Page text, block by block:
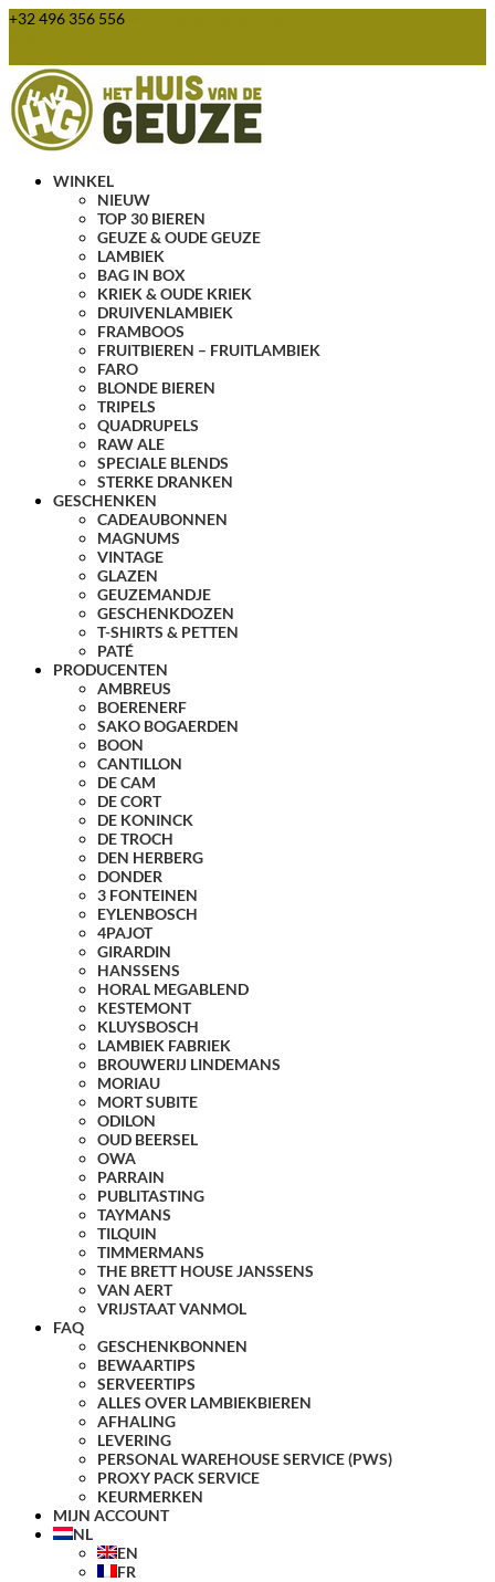
+32 496 356 556
WINKEL
NIEUW
TOP 30 BIEREN
GEUZE & OUDE GEUZE
LAMBIEK
BAG IN BOX
KRIEK & OUDE KRIEK
DRUIVENLAMBIEK
FRAMBOOS
FRUITBIEREN – FRUITLAMBIEK
FARO
BLONDE BIEREN
TRIPELS
QUADRUPELS
RAW ALE
SPECIALE BLENDS
STERKE DRANKEN
GESCHENKEN
CADEAUBONNEN
MAGNUMS
VINTAGE
GLAZEN
GEUZEMANDJE
GESCHENKDOZEN
T-SHIRTS & PETTEN
PATÉ
PRODUCENTEN
AMBREUS
BOERENERF
SAKO BOGAERDEN
BOON
CANTILLON
DE CAM
DE CORT
DE KONINCK
DE TROCH
DEN HERBERG
DONDER
3 FONTEINEN
EYLENBOSCH
4PAJOT
GIRARDIN
HANSSENS
HORAL MEGABLEND
KESTEMONT
KLUYSBOSCH
LAMBIEK FABRIEK
BROUWERIJ LINDEMANS
MORIAU
MORT SUBITE
ODILON
OUD BEERSEL
OWA
PARRAIN
PUBLITASTING
TAYMANS
TILQUIN
TIMMERMANS
THE BRETT HOUSE JANSSENS
VAN AERT
VRIJSTAAT VANMOL
FAQ
GESCHENKBONNEN
BEWAARTIPS
SERVEERTIPS
ALLES OVER LAMBIEKBIEREN
AFHALING
LEVERING
PERSONAL WAREHOUSE SERVICE (PWS)
PROXY PACK SERVICE
KEURMERKEN
MIJN ACCOUNT
NL
EN
FR